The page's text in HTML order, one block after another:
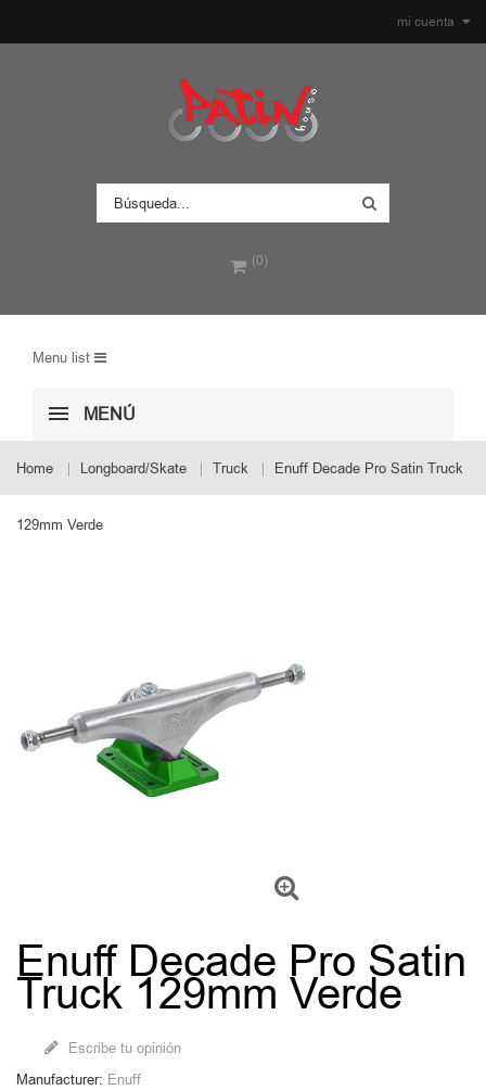
mi cuenta
(0)
Menu list
MENÚ
Home Longboard/Skate Truck Enuff Decade Pro Satin Truck
129mm Verde
Enuff Decade Pro Satin
Truck 129mm Verde
Escribe tu opinión
Manufacturer: Enuff